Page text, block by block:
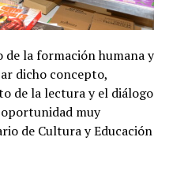
la formación humana y
dicho concepto,
de la lectura y el diálogo
muy
de Cultura y Educación